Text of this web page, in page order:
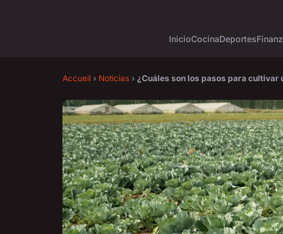
InicioCocinaDeportes
Accueil › Noticias › ¿Cuáles son los pasos para